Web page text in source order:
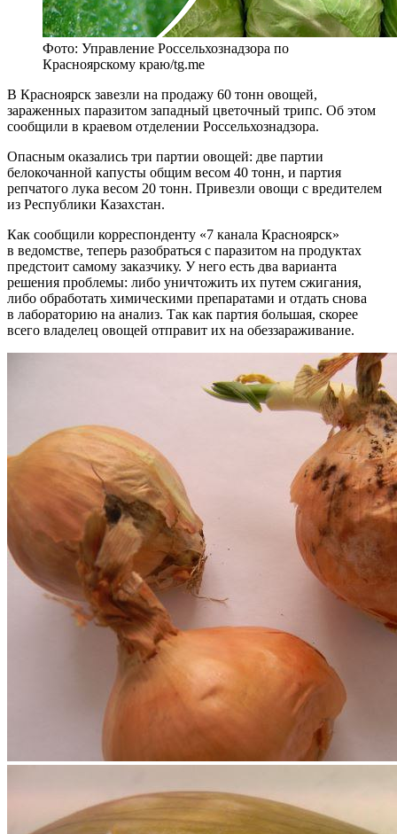
Фото: Управление Россельхознадзора по
Красноярскому краю/tg.me
В Красноярск завезли на продажу 60 тонн овощей,
зараженных паразитом западный цветочный трипс. Об этом
сообщили в краевом отделении Россельхознадзора.
Опасным оказались три партии овощей: две партии
белокочанной капусты общим весом 40 тонн, и партия
репчатого лука весом 20 тонн. Привезли овощи с вредителем
из Республики Казахстан.
Как сообщили корреспонденту «7 канала Красноярск»
в ведомстве, теперь разобраться с паразитом на продуктах
предстоит самому заказчику. У него есть два варианта
решения проблемы: либо уничтожить их путем сжигания,
либо обработать химическими препаратами и отдать снова
в лабораторию на анализ. Так как партия большая, скорее
всего владелец овощей отправит их на обеззараживание.